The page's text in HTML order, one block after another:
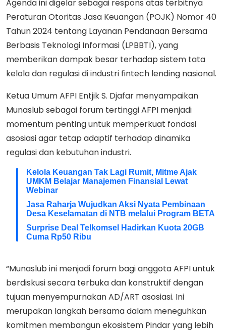
Agenda ini digelar sebagai respons atas terbitnya
Peraturan Otoritas Jasa Keuangan (POJK) Nomor 40
Tahun 2024 tentang Layanan Pendanaan Bersama
Berbasis Teknologi Informasi (LPBBTI), yang
memberikan dampak besar terhadap sistem tata
kelola dan regulasi di industri fintech lending nasional.
Ketua Umum AFPI Entjik S. Djafar menyampaikan
Munaslub sebagai forum tertinggi AFPI menjadi
momentum penting untuk memperkuat fondasi
asosiasi agar tetap adaptif terhadap dinamika
regulasi dan kebutuhan industri.
Kelola Keuangan Tak Lagi Rumit, Mitme Ajak
UMKM Belajar Manajemen Finansial Lewat
Webinar
Jasa Raharja Wujudkan Aksi Nyata Pembinaan
Desa Keselamatan di NTB melalui Program BETA
Surprise Deal Telkomsel Hadirkan Kuota 20GB
Cuma Rp50 Ribu
“Munaslub ini menjadi forum bagi anggota AFPI untuk
berdiskusi secara terbuka dan konstruktif dengan
tujuan menyempurnakan AD/ART asosiasi. Ini
merupakan langkah bersama dalam meneguhkan
komitmen membangun ekosistem Pindar yang lebih